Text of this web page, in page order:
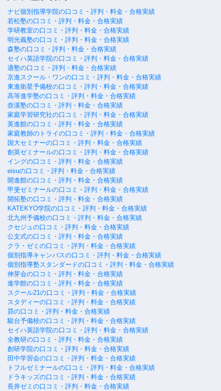
ナビ個別指導学院の口コミ・評判・料金・合格実績
若松塾の口コミ・評判・料金・合格実績
学研教室の口コミ・評判・料金・合格実績
明光義塾の口コミ・評判・料金・合格実績
森塾の口コミ・評判・料金・合格実績
セイハ英語学院の口コミ・評判・料金・合格実績
適塾の口コミ・評判・料金・合格実績
京進スクール・ワンの口コミ・評判・料金・合格実績
東進衛星予備校の口コミ・評判・料金・合格実績
高等進学塾の口コミ・評判・料金・合格実績
壺溪塾の口コミ・評判・料金・合格実績
家庭学習研究社の口コミ・評判・料金・合格実績
英進館の口コミ・評判・料金・合格実績
家庭教師のトライの口コミ・評判・料金・合格実績
国大セミナーの口コミ・評判・料金・合格実績
創英ゼミナールの口コミ・評判・料金・合格実績
イングの口コミ・評判・料金・合格実績
eisuの口コミ・評判・料金・合格実績
開進館の口コミ・評判・料金・合格実績
甲斐ゼミナールの口コミ・評判・料金・合格実績
開拓塾の口コミ・評判・料金・合格実績
KATEKYO学院の口コミ・評判・料金・合格実績
北九州予備校の口コミ・評判・料金・合格実績
クセジュの口コミ・評判・料金・合格実績
公文式の口コミ・評判・料金・合格実績
クラ・ゼミの口コミ・評判・料金・合格実績
個別指導キャンパスの口コミ・評判・料金・合格実績
個別指導塾スタンダードの口コミ・評判・料金・合格実績
伸芽会の口コミ・評判・料金・合格実績
進学館の口コミ・評判・料金・合格実績
スクール21の口コミ・評判・料金・合格実績
スタディーの口コミ・評判・料金・合格実績
昴の口コミ・評判・料金・合格実績
駿台予備校の口コミ・評判・料金・合格実績
セイハ英語学院の口コミ・評判・料金・合格実績
全教研の口コミ・評判・料金・合格実績
創研学院の口コミ・評判・料金・合格実績
田中学習会の口コミ・評判・料金・合格実績
トフルゼミナールの口コミ・評判・料金・合格実績
ドラキッズの口コミ・評判・料金・合格実績
長井ゼミの口コミ・評判・料金・合格実績